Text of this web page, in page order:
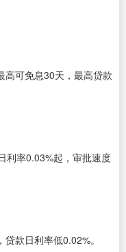
高可免息30天，最高贷款
利率0.03%起，审批速度
款日利率低0.02%。